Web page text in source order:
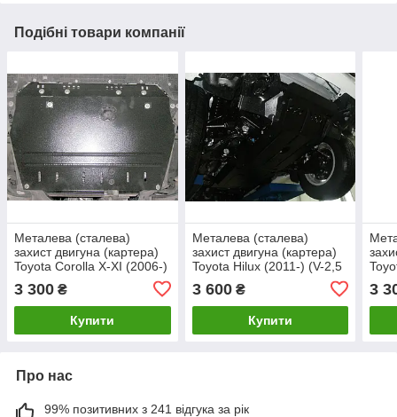
Подібні товари компанії
Металева (сталева)
захист двигуна (картера)
Toyota Corolla X-XI (2006-)
3 300 ₴
Купити
Металева (сталева)
захист двигуна (картера)
Toyota Hilux (2011-) (V-2,5
3 600₴
Купити
3
Про нас
99% позитивних з 241 відгука за рік